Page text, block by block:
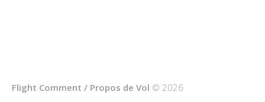
Flight Comment / Propos de Vol © 2026